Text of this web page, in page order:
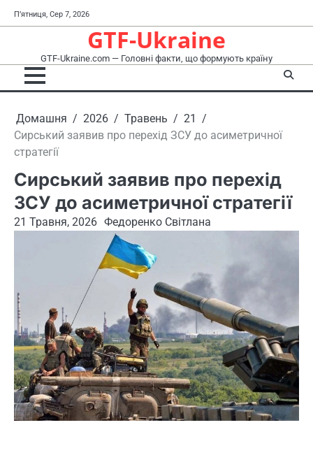
до
П’ятниця, Сер 7, 2026
GTF-Ukraine
GTF-Ukraine.com — Головні факти, що формують країну
Домашня 2026 Травень
21
Сирський заявив про перехід ЗСУ до асиметричної
стратегії
Сирський заявив про перехід
ЗСУ до асиметричної стратегії
21 Травня, 2026 Федоренко Світлана